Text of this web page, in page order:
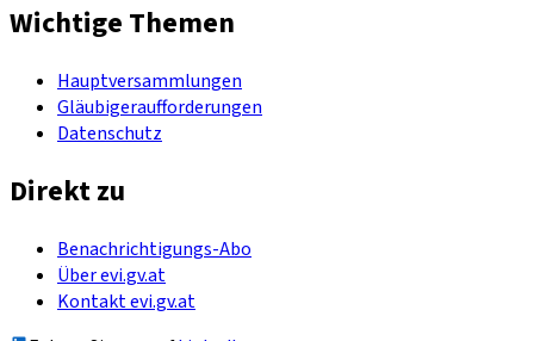
Wichtige Themen
Hauptversammlungen
Gläubigeraufforderungen
Datenschutz
Direkt zu
Benachrichtigungs-Abo
Über evi.gv.at
Kontakt evi.gv.at